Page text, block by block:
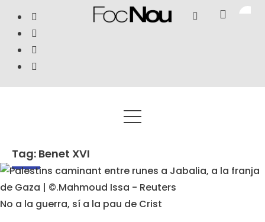
Tag: Benet XVI
No a la guerra, sí a la pau de Crist